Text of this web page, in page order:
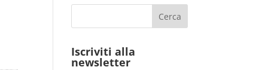
Iscriviti alla
newsletter